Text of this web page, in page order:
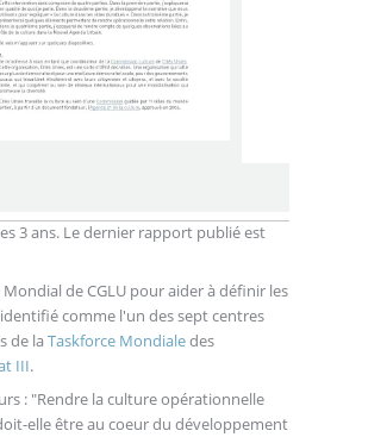
3 ans. Le dernier rapport publié est
de CGLU pour aider à définir les
comme l'un des sept centres
de la Taskforce Mondialedes
III.
: "Rendre la culture opérationnelle
elle être au coeur du développement